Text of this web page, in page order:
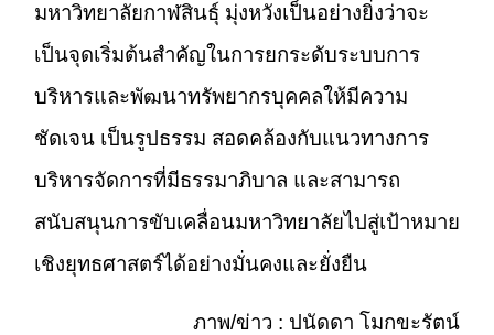
มหาวิทยาลัยกาฬสินธุ์ มุ่งหวังเป็นอย่างยิ่งว่าจะ
เป็นจุดเริ่มต้นสำคัญในการยกระดับระบบการ
บริหารและพัฒนาทรัพยากรบุคคลให้มีความ
ชัดเจน เป็นรูปธรรม สอดคล้องกับแนวทางการ
บริหารจัดการที่มีธรรมาภิบาล และสามารถ
สนับสนุนการขับเคลื่อนมหาวิทยาลัยไปสู่เป้าหมาย
เชิงยุทธศาสตร์ได้อย่างมั่นคงและยั่งยืน
ภาพ/ข่าว : ปนัดดา โมกขะรัตน์